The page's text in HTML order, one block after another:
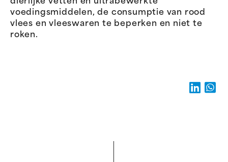
dierlijke vetten en ultrabewerkte
voedingsmiddelen, de consumptie van rood
vlees en vleeswaren te beperken en niet te
roken.